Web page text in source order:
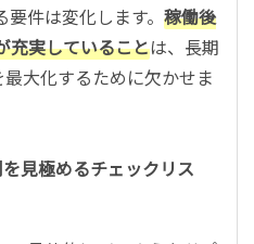
件は変化します。 稼働後
充実していることは、長期
大化するために欠かせま
見極めるチェックリス